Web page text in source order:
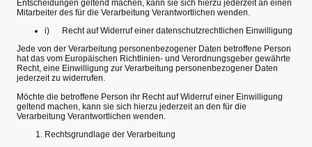
Entscheidungen geltend machen, kann sie sich hierzu jederzeit an einen
Mitarbeiter des für die Verarbeitung Verantwortlichen wenden.
i) Recht auf Widerruf einer datenschutzrechtlichen Einwilligung
Jede von der Verarbeitung personenbezogener Daten betroffene Person
hat das vom Europäischen Richtlinien- und Verordnungsgeber gewährte
Recht, eine Einwilligung zur Verarbeitung personenbezogener Daten
jederzeit zu widerrufen.
Möchte die betroffene Person ihr Recht auf Widerruf einer Einwilligung
geltend machen, kann sie sich hierzu jederzeit an den für die
Verarbeitung Verantwortlichen wenden.
Rechtsgrundlage der Verarbeitung